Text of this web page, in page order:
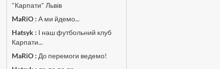
"Карпати" Львів
MaRiO : А ми йдемо...
Hatsyk : І наш футбольний клуб
Карпати...
MaRiO : До перемоги ведемо!